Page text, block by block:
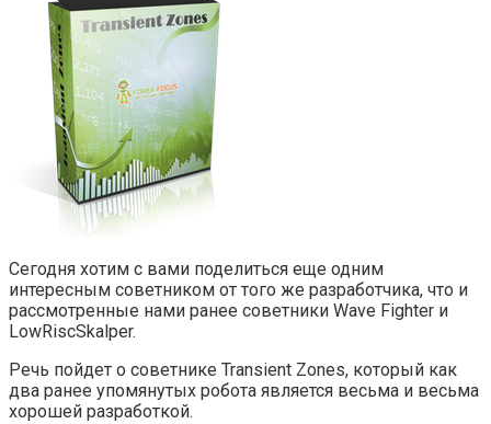
Сегодня хотим с вами поделиться еще одним
интересным советником от того же разработчика, что и
рассмотренные нами ранее советники Wave Fighter и
LowRiscSkalper.
Речь пойдет о советнике Transient Zones, который как
два ранее упомянутых робота является весьма и весьма
хорошей разработкой.